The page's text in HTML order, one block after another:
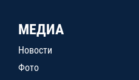
МЕДИА
Новости
Фото